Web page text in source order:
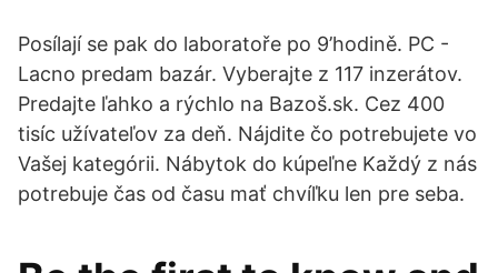
Posílají se pak do laboratoře po 9’hodině. PC -
Lacno predam bazár. Vyberajte z 117 inzerátov.
Predajte ľahko a rýchlo na Bazoš.sk. Cez 400
tisíc užívateľov za deň. Nájdite čo potrebujete vo
Vašej kategórii. Nábytok do kúpeľne Každý z nás
potrebuje čas od času mať chvíľku len pre seba.